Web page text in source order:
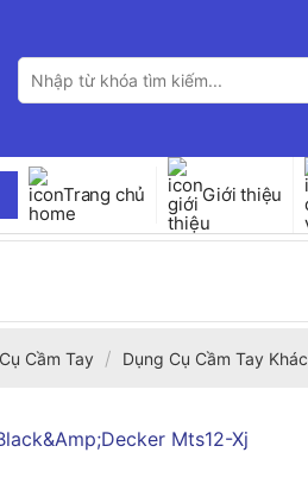
Tìm
kiếm:
Trang chủ Giới thiệu
Cầm Tay / Dụng Cụ Cầm Tay Khác